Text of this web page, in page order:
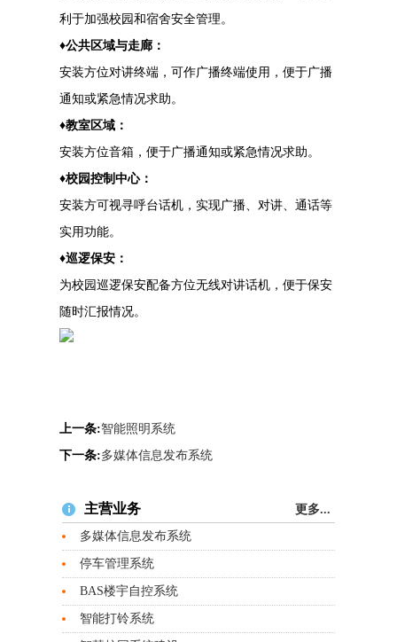
利于加强校园和宿舍安全管理。
♦公共区域与走廊：
安装方位对讲终端，可作广播终端使用，便于广播
通知或紧急情况求助。
♦教室区域：
安装方位音箱，便于广播通知或紧急情况求助。
♦校园控制中心：
安装方可视寻呼台话机，实现广播、对讲、通话等
实用功能。
♦巡逻保安：
为校园巡逻保安配备方位无线对讲话机，便于保安
随时汇报情况。
上一条:智能照明系统
下一条:多媒体信息发布系统
主营业务
更多...
多媒体信息发布系统
停车管理系统
BAS楼宇自控系统
智能打铃系统